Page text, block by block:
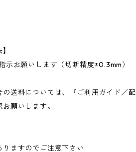
示お願いします（切断精度±0.3mm）
の送料については、『ご利用ガイド／配
願いします。
りますのでご注意下さい